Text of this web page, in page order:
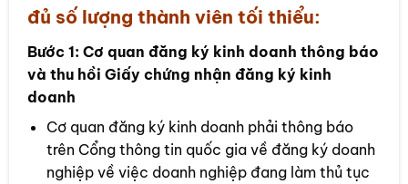
đủ số lượng thành viên tối thiểu:
Bước 1: Cơ quan đăng ký kinh doanh thông báo
và thu hồi Giấy chứng nhận đăng ký kinh
doanh
Cơ quan đăng ký kinh doanh phải thông báo
trên Cổng thông tin quốc gia về đăng ký doanh
nghiệp về việc doanh nghiệp đang làm thủ tục